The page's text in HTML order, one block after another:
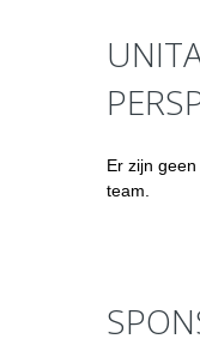
Er zijn
team.